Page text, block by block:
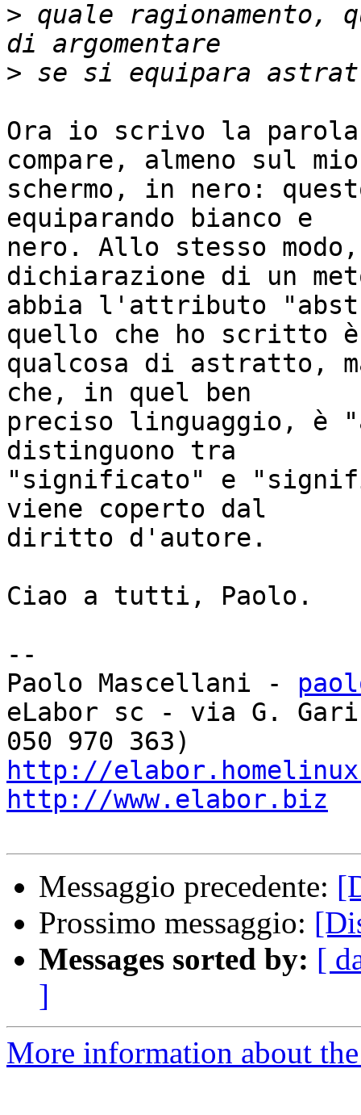
> quale
>
Ora io scrivo la parola
compare, almeno sul
schermo, in nero:
equiparando bianco e
nero. Allo stesso
dichiarazione di un
abbia l'attributo
quello che ho scritto
qualcosa di astratto,
che, in quel ben
preciso linguaggio,
distinguono tra
"significato" e
viene coperto dal
diritto d'autore.
Ciao a tutti, Paolo.
--
Paolo Mascellani -
eLabor sc - via G.
http://
http://www.elabor.biz
Messaggio precedente:
Prossimo messaggio:
Messages sorted by: [
]
More information about